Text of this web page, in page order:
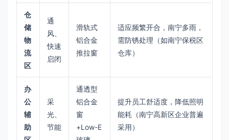
仓
储
物
流
区
通
风、
快速
启闭
滑轨式
铝合金
推拉窗
适应频繁开合，南宁多雨，
需防锈处理（如南宁保税区
仓库）
办
公
辅
助
采
光、
节能
通透型
铝合金
窗
+Low-E
提升员工舒适度，降低照明
能耗（南宁高新区企业普遍
采用）